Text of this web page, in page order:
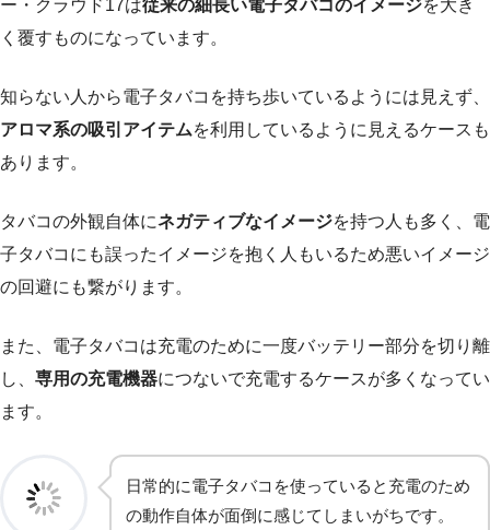
ー・クラウド17は従来の細長い電子タバコのイメージを大き
く覆すものになっています。
知らない人から電子タバコを持ち歩いているようには見えず、
アロマ系の吸引アイテムを利用しているように見えるケースも
あります。
タバコの外観自体にネガティブなイメージを持つ人も多く、電
子タバコにも誤ったイメージを抱く人もいるため悪いイメージ
の回避にも繋がります。
また、電子タバコは充電のために一度バッテリー部分を切り離
し、 専用の充電機器につないで充電するケースが多くなってい
ます。
日常的に電子タバコを使っていると充電のため
の動作自体が面倒に感じてしまいがちです。